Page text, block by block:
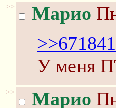
>> Марио
>>671841
У меня
>> Марио